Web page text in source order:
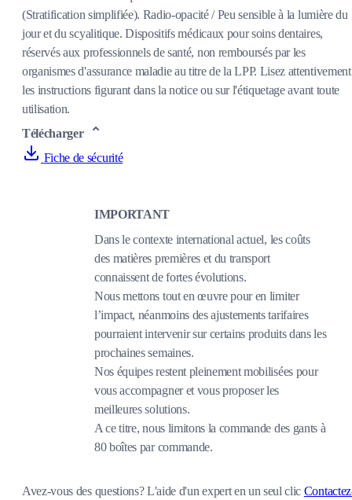
(Stratification simplifiée). Radio-opacité / Peu sensible à la lumière du
jour et du scyalitique. Dispositifs médicaux pour soins dentaires,
réservés aux professionnels de santé, non remboursés par les
organismes d'assurance maladie au titre de la LPP. Lisez attentivement
les instructions figurant dans la notice ou sur l'étiquetage avant toute
utilisation.
Télécharger
Fiche de sécurité
IMPORTANT
Dans le contexte international actuel, les coûts
des matières premières et du transport
connaissent de fortes évolutions.
Nous mettons tout en œuvre pour en limiter
l’impact, néanmoins des ajustements tarifaires
pourraient intervenir sur certains produits dans les
prochaines semaines.
Nos équipes restent pleinement mobilisées pour
vous accompagner et vous proposer les
meilleures solutions.
A ce titre, nous limitons la commande des gants à
80 boîtes par commande.
Avez-vous des questions?L'aide d'un expert en un seul clic